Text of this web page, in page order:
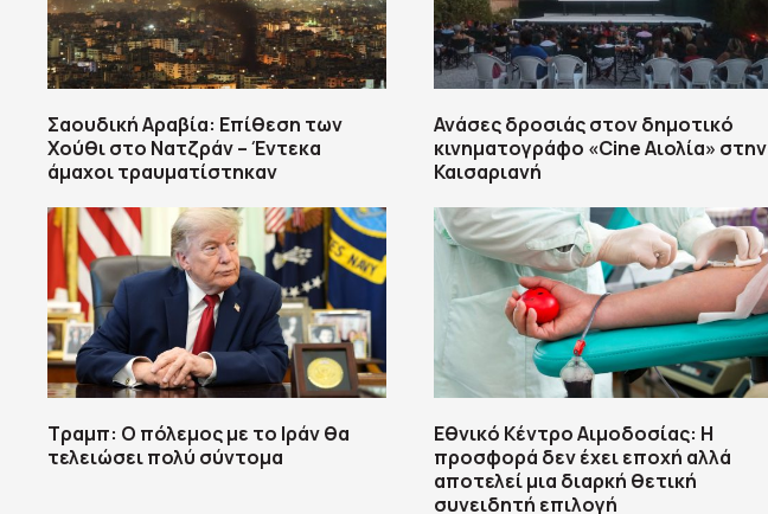
Σαουδική Αραβία: Επίθεση των
Χούθι στο Νατζράν – Έντεκα
άμαχοι τραυματίστηκαν
Τραμπ: Ο πόλεμος με το Ιράν θα
τελειώσει πολύ σύντομα
Ανάσες δροσιάς στον δημοτικό
κινηματογράφο «Cine Αιολία» στην
Καισαριανή
Εθνικό Κέντρο Αιμοδοσίας: H
προσφορά δεν έχει εποχή αλλά
αποτελεί μια διαρκή θετική
συνειδητή επιλογή